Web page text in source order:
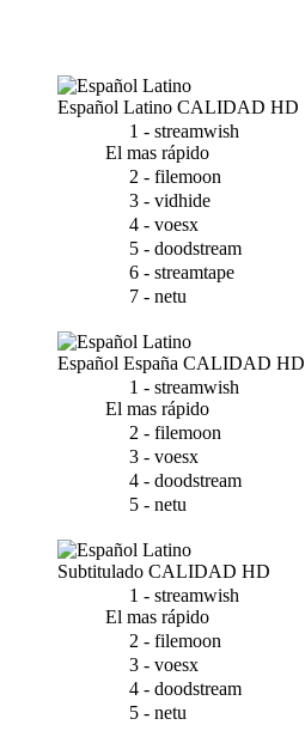
Español Latino CALIDAD HD
1 - streamwish
El mas rápido
2 - filemoon
3 - vidhide
4 - voesx
5 - doodstream
6 - streamtape
7 - netu
Español España CALIDAD HD
1 - streamwish
El mas rápido
2 - filemoon
3 - voesx
4 - doodstream
5 - netu
Subtitulado CALIDAD HD
1 - streamwish
El mas rápido
2 - filemoon
3 - voesx
4 - doodstream
5 - netu